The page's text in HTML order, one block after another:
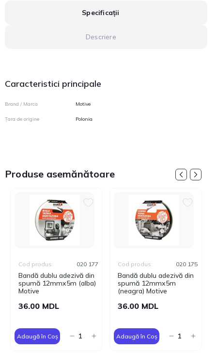
Specificații
Descriere
Caracteristici principale
Brand / Marca Motive
Țara de origine Polonia
Produse asemănătoare
Bandă dublu adezivă din
spumă 12mmx5m (alba)
Motive
Cod produs: 020 177
36.00 MDL
Adaugă în Coș
Bandă dublu adezivă din
spumă 12mmx5m
(neagra) Motive
Cod produs: 020 175
36.00 MDL
Adaugă în Coș